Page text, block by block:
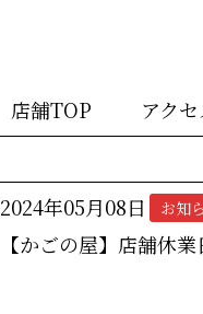
店舗TOP アク
2024年05月08日 お知
【かごの屋】店舗休